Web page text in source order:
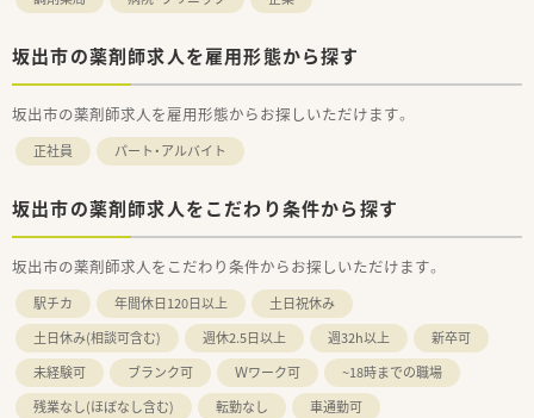
坂出市の薬剤師求人を雇用形態から探す
坂出市の薬剤師求人を雇用形態からお探しいただけます。
正社員 パート・アルバイト
坂出市の薬剤師求人をこだわり条件から探す
坂出市の薬剤師求人をこだわり条件からお探しいただけます。
駅チカ 年間休日120日以上
土日祝休み
土日休み(相談可含む)
週休2.5日以上 週32h以上
新卒可
未経験可
ブランク可 Ｗワーク可
~18時までの職場
残業なし(ほぼなし含む)
転勤なし
車通勤可